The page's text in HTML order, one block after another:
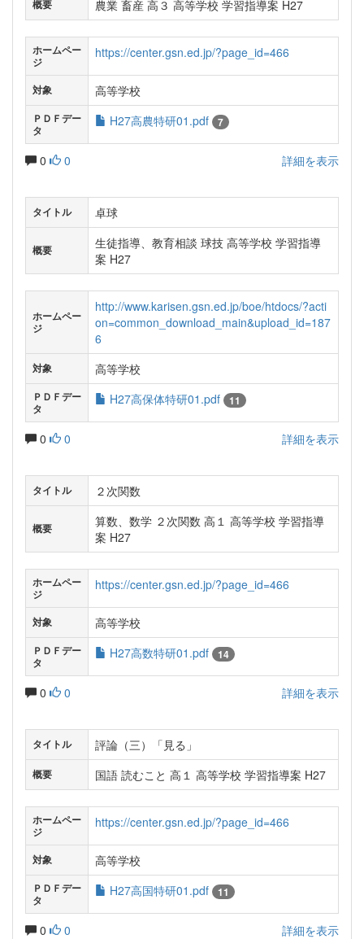
概要 農業 畜産 高３ 高等学校 学習指導案 H27
ホームペー
ジ
https://center.gsn.ed.jp/?page_id=466
対象 高等学校
ＰＤＦデー
タ
H27高農特研01.pdf 7
0 0 詳細を表示
タイトル 卓球
概要
生徒指導、教育相談 球技 高等学校 学習指導
案 H27
ホームペー
ジ
http://www.karisen.gsn.ed.jp/boe/htdocs/?acti
on=common_download_main&upload_id=187
6
対象 高等学校
ＰＤＦデー
タ
H27高保体特研01.pdf 11
0 0 詳細を表示
タイトル ２次関数
概要
算数、数学 ２次関数 高１ 高等学校 学習指導
案 H27
ホームペー
ジ
https://center.gsn.ed.jp/?page_id=466
対象 高等学校
ＰＤＦデー
タ
H27高数特研01.pdf 14
0 0 詳細を表示
タイトル 評論（三）「見る」
概要 国語 読むこと 高１ 高等学校 学習指導案 H27
ホームペー
ジ
https://center.gsn.ed.jp/?page_id=466
対象 高等学校
ＰＤＦデー
タ
H27高国特研01.pdf 11
0 0 詳細を表示